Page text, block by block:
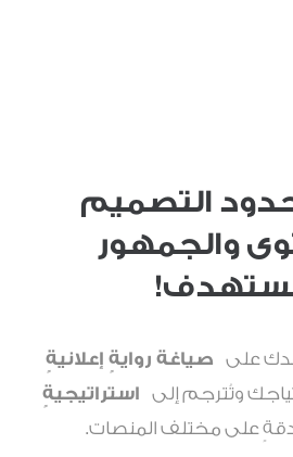
التصميم
والجمهور
على صياغة روايةٍ إعلانيةٍ
وتُترجم إلى استراتيجيةٍ
على مختلف المنصات.